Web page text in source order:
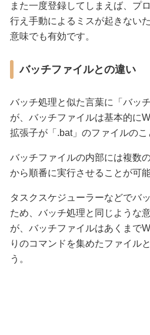
また一度登録してしまえば、プ
行え手動によるミスが起きない
意味でも有効です。
バッチファイルとの違い
バッチ処理と似た言葉に「バッ
が、バッチファイルは基本的に
拡張子が「.bat」のファイルのこ
バッチファイルの内部には複数
から順番に実行させることが可能
タスクスケジューラーなどでバ
ため、バッチ処理と同じような
が、バッチファイルはあくまで
りのコマンドを集めたファイル
う。